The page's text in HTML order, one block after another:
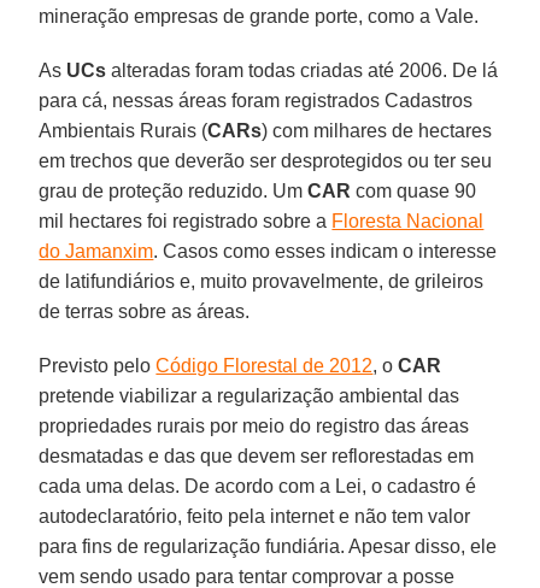
mineração empresas de grande porte, como a Vale.
As UCs alteradas foram todas criadas até 2006. De lá
para cá, nessas áreas foram registrados Cadastros
Ambientais Rurais (CARs) com milhares de hectares
em trechos que deverão ser desprotegidos ou ter seu
grau de proteção reduzido. UmCAR com quase 90
mil hectares foi registrado sobre a Floresta Nacional
do Jamanxim. Casos como esses indicam o interesse
de latifundiários e, muito provavelmente, de grileiros
de terras sobre as áreas.
Previsto peloCódigo Florestal de 2012, oCAR
pretende viabilizar a regularização ambiental das
propriedades rurais por meio do registro das áreas
desmatadas e das que devem ser reflorestadas em
cada uma delas. De acordo com a Lei, o cadastro é
autodeclaratório, feito pela internet e não tem valor
para fins de regularização fundiária. Apesar disso, ele
vem sendo usado para tentar comprovar a posse